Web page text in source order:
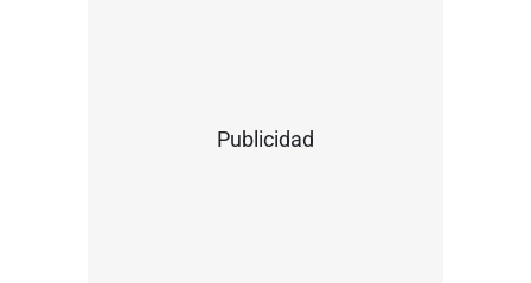
Publicidad